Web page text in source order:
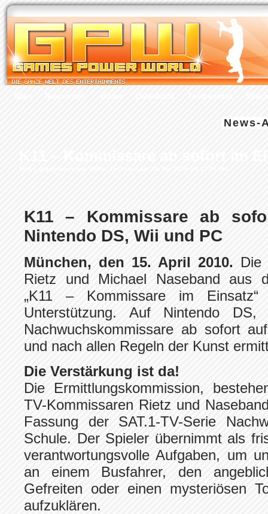
News-
K11 – Kommissare ab
Nintendo DS, Wii und PC
München, den 15. April 2010. Die
Rietz und Michael Naseband aus
„K11 – Kommissare im Einsatz“
Unterstützung. Auf Nintendo
Nachwuchskommissare ab sofort
und nach allen Regeln der Kunst
Die Verstärkung ist da!
Die Ermittlungskommission,
TV-Kommissaren Rietz und
Fassung der SAT.1-TV-Serie
Schule. Der Spieler übernimmt als
verantwortungsvolle Aufgaben, um
an einem Busfahrer, den
Gefreiten oder einen mysteriösen
aufzuklären.